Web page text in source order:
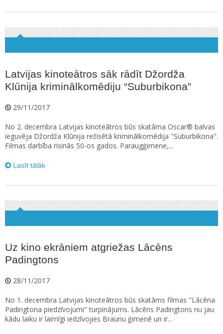
Latvijas kinoteātros sāk rādīt Džordža
Klūnija kriminālkomēdiju “Suburbikona”
29/11/2017
No 2. decembra Latvijas kinoteātros būs skatāma Oscar® balvas
ieguvēja Džordža Klūnija režisētā kriminālkomēdija "Suburbikona".
Filmas darbība risinās 50-os gados. Paraugģimene,...
Lasīt tālāk
Uz kino ekrāniem atgriežas Lācēns
Padingtons
28/11/2017
No 1. decembra Latvijas kinoteātros būs skatāms filmas "Lācēna
Padingtona piedzīvojumi" turpinājums. Lācēns Padingtons nu jau
kādu laiku ir laimīgi iedzīvojies Braunu ģimenē un ir...